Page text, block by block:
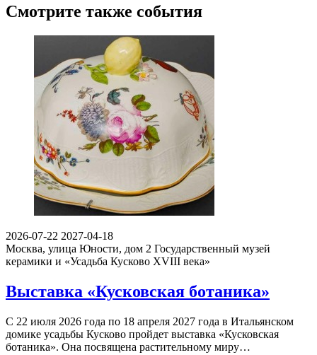
Смотрите также события
2026-07-22 2027-04-18
Москва, улица Юности, дом 2 Государственный музей
керамики и «Усадьба Кусково XVIII века»
Выставка «Кусковская ботаника»
С 22 июля 2026 года по 18 апреля 2027 года в Итальянском
домике усадьбы Кусково пройдет выставка «Кусковская
ботаника». Она посвящена растительному миру…